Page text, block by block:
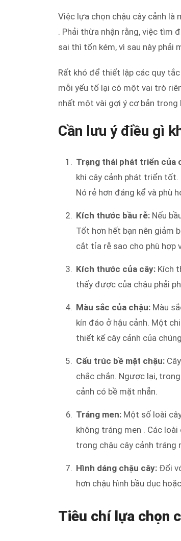
Việc lựa chọn chậu cây cảnh là
. Phải thừa nhận rằng, việc tìm
sai thì tốn kém, vì sau này phải
Rất khó để thiết lập các quy
mỗi yếu tố lại có một vai trò
nhất một vài gợi ý cơ bản trong
Cần lưu ý điều gì
Trạng thái phát triển của
khi cây cảnh phát triển
Nó rẻ hơn đáng kể và phù
Kích thước bầu rễ: Nếu
Tốt hơn hết bạn nên giảm
cắt tỉa rễ sao cho phù hợp
Kích thước của cây: Kích
thấy được của chậu phải
Màu sắc của chậu: Màu
kín đáo ở hậu cảnh. Một
thiết kế cây cảnh của
Cấu trúc bề mặt chậu:
chắc chắn. Ngược lại,
cảnh có bề mặt nhẵn.
Tráng men: Một số loài
không tráng men . Các
trong chậu cây cảnh tráng
Hình dáng chậu cây: Đối
hơn chậu hình bầu dục
Tiêu chí lựa chọn